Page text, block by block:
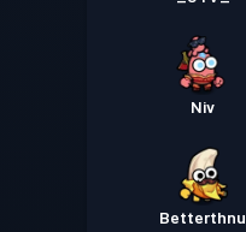
Niv
Betterthnu